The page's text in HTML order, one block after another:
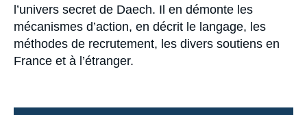
l’univers secret de Daech. Il en démonte les
mécanismes d’action, en décrit le langage, les
méthodes de recrutement, les divers soutiens en
France et à l’étranger.